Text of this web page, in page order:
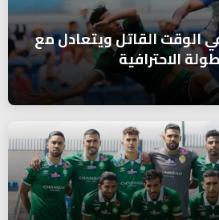
الوقت القاتل ويتعادل مع
الاحترافية